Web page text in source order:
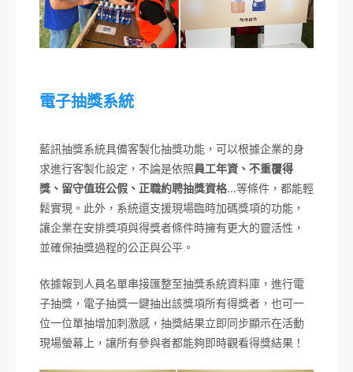
電子抽獎系統
藍訊抽獎系統具備客製化抽獎功能，可以根據企業的身
求進行客製化設定，不論是依照員工年資、不重覆得
獎、留守值班公假、正職約聘抽獎資格…等條件，都能輕
鬆實現。此外，系統還支援現場臨時加碼獎項的功能，
讓企業在安排獎項與得獎者條件時擁有更大的靈活性，
並確保抽獎過程的公正與公平。
依據報到人員名單串接匯整至抽獎系統資料庫，進行電
子抽獎，電子抽獎一鍵抽出該獎項所有得獎者，也可一
位一位單抽增加刺激感，抽獎結果立即同步顯示在活動
現場螢幕上，讓所有參與者都能夠即時觀看得獎結果！